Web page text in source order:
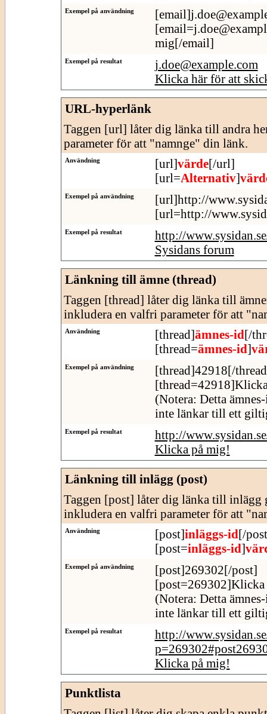
Exempel på användning
mig[/email]
Exempel på resultat
j.doe@example.com
Klicka här för att
URL-hyperlänk
Taggen [url] låter dig länka till andra
parameter för att "namnge" din länk.
Användning [url]värde[/url]
[url=Alternativ]
Exempel på användning
[url]http://
[url=http://
Exempel på resultat
http://
Sysidans forum
Länkning till ämne (thread)
Taggen [thread] låter dig länka till
inkludera en valfri parameter för att
Användning [thread]ämnes-id[/
[thread=ämnes-id]
Exempel på användning
[thread]42918[/
(Notera: Detta
inte länkar till ett
Exempel på resultat
http://
Klicka på mig!
Länkning till inlägg (post)
Taggen [post] låter dig länka till inlägg
inkludera en valfri parameter för att
Användning [post]inläggs-id[/
[post=inläggs-id]
Exempel på användning
[post]269302[/post]
(Notera: Detta
inte länkar till ett
Exempel på resultat
http://
Klicka på mig!
Punktlista